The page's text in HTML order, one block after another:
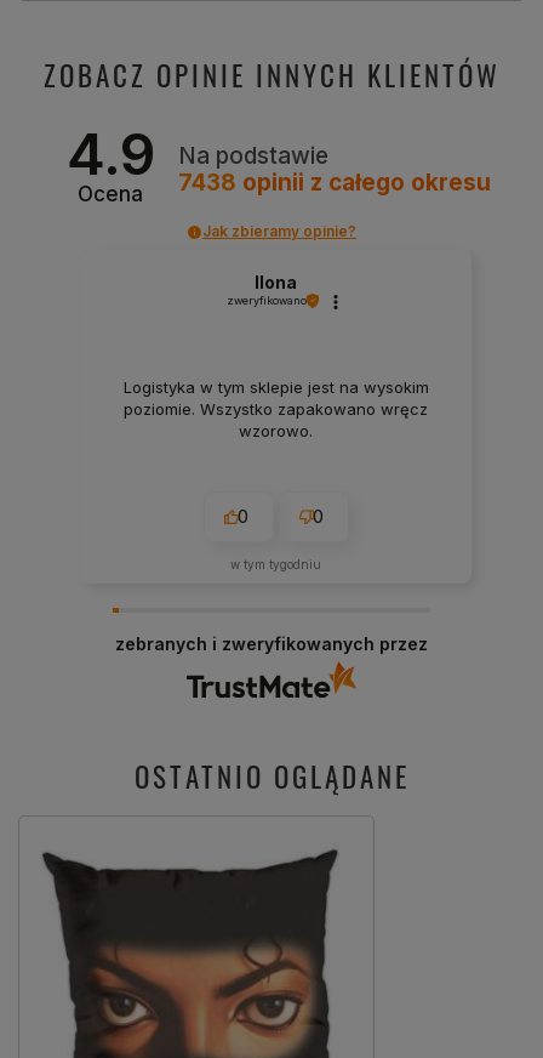
ZOBACZ OPINIE INNYCH KLIENTÓW
4.9
Ocena
Na podstawie
7438 opinii z całego okresu
Jak zbieramy opinie?
Ilona
zweryfikowano
Logistyka w tym sklepie jest na wysokim
poziomie. Wszystko zapakowano wręcz
wzorowo.
0 0
w tym tygodniu
zebranych i zweryfikowanych przez
OSTATNIO OGLĄDANE